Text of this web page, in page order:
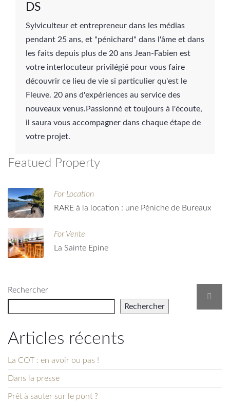
DS
Sylviculteur et entrepreneur dans les médias
pendant 25 ans, et "pénichard" dans l'âme et dans
les faits depuis plus de 20 ans Jean-Fabien est
votre interlocuteur privilégié pour vous faire
découvrir ce lieu de vie si particulier qu'est le
Fleuve. 20 ans d'expériences au service des
nouveaux venus.Passionné et toujours à l'écoute,
il saura vous accompagner dans chaque étape de
votre projet.
Featued Property
For Location
RARE à la location : une Péniche de Bureaux
For Vente
La Sainte Epine
Rechercher
Rechercher
Articles récents
La COT : en avoir ou pas !
Dans la presse
Prêt à sauter sur le pont ?